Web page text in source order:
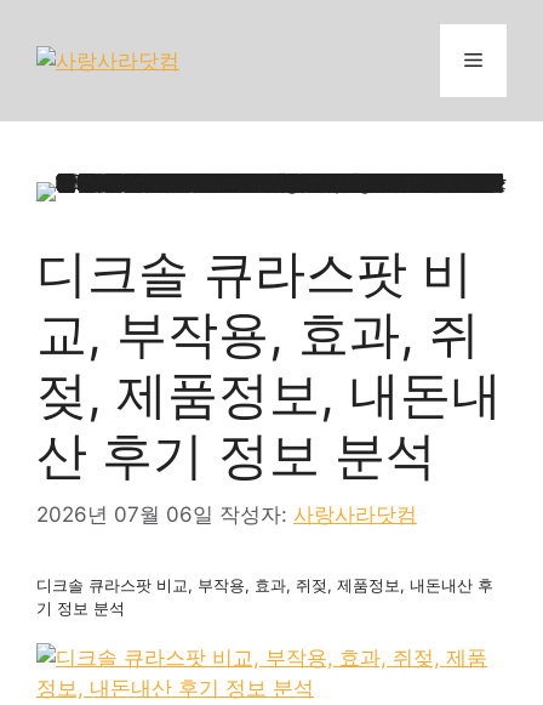
메
디크솔 큐라스팟 비
교, 부작용, 효과, 쥐
젖, 제품정보, 내돈내
산 후기 정보 분석
2026년 07월 06일 작성자: 사랑사라닷컴
디크솔 큐라스팟 비교, 부작용, 효과, 쥐젖, 제품정보, 내돈내산 후
기 정보 분석